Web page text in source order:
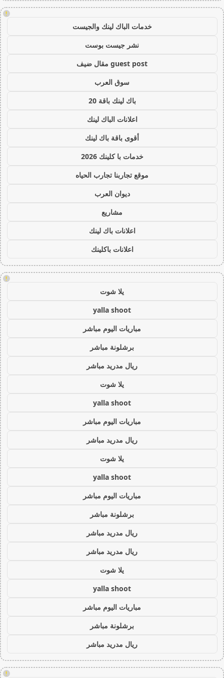
!
خدمات الباك لينك والجيست
نشر جيست بوست
guest post مقال ضيف
سوق العرب
باك لينك باقة 20
اعلانات الباك لينك
أقوى باقة باك لينك
خدمات با كلينك 2026
موقع تجاربنا تجارب الحياه
ديوان العرب
مشاريع
اعلانات باك لينك
اعلانات باكلينك
!
يلا شوت
yalla shoot
مباريات اليوم مباشر
برشلونة مباشر
ريال مدريد مباشر
يلا شوت
yalla shoot
مباريات اليوم مباشر
ريال مدريد مباشر
يلا شوت
yalla shoot
مباريات اليوم مباشر
برشلونة مباشر
ريال مدريد مباشر
ريال مدريد مباشر
يلا شوت
yalla shoot
مباريات اليوم مباشر
برشلونة مباشر
ريال مدريد مباشر
!